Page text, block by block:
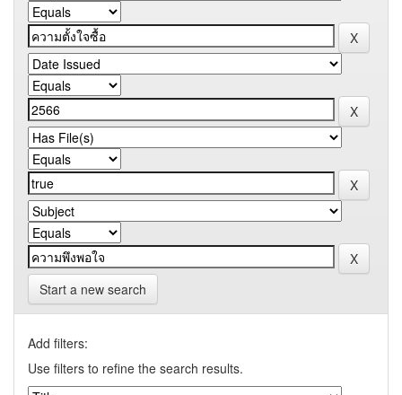
Start a new search
Add filters:
Use filters to refine the search results.